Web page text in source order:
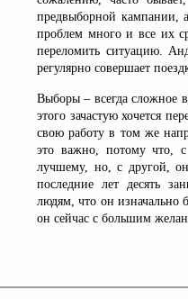
предвыборной кампании,
проблем много и все их
переломить ситуацию.
регулярно совершает
Выборы – всегда сложное
этого зачастую хочется
свою работу в том же
это важно, потому что,
лучшему, но, с другой,
последние лет десять
людям, что он изначально
он сейчас с большим